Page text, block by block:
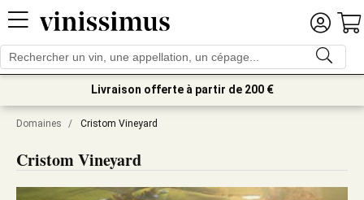
Livraison offerte à partir de 200 €
Domaines / Cristom Vineyard
Cristom Vineyard